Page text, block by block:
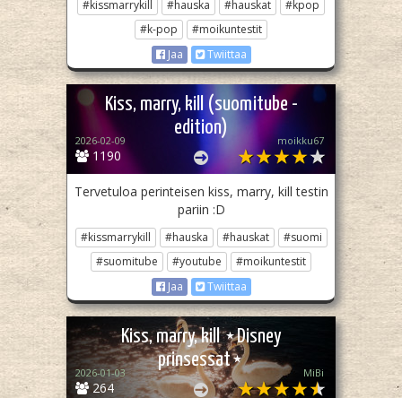
#kissmarrykill #hauska #hauskat
#kpop
#k-pop
#moikuntestit
Jaa
Twiittaa
Kiss, marry, kill (suomitube -
edition)
1190
2026-02-09 moikku67
Tervetuloa perinteisen kiss, marry, kill testin
pariin :D
#kissmarrykill #hauska #hauskat
#suomi
#suomitube
#youtube
#moikuntestit
Jaa
Twiittaa
Kiss, marry, kill ⋆Disney
prinsessat⋆
264
2026-01-03 MiBi